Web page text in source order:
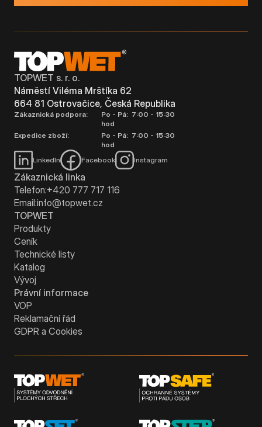
TOPWET s. r. o.
Náměstí Viléma Mrštíka 62
664 81 Ostrovačice, Česká Republika
Zákaznická podpora:
Po - Pá: 7:00 - 15:30
hod
Expedice zboží:
Po - Pá: 7:00 - 15:30
hod
LinkedIn
Facebook Instagram
Zákaznická linka
Telefon:+420 777 717 116
Email:info@topwet.cz
TOPWET
Produkty
Ceník
Technické listy
Katalog
Vývoj
Právní informace
VOP
Reklamační řád
GDPR a Cookies